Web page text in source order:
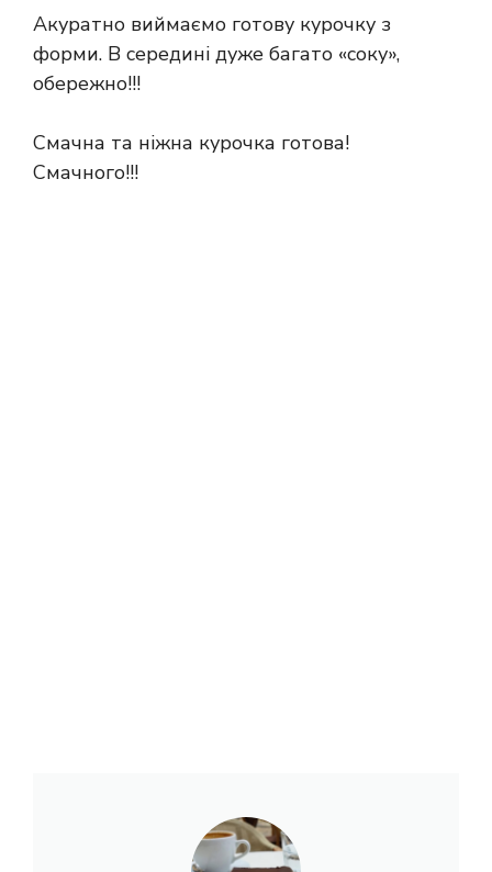
Акуратно виймаємо готову курочку з
форми. В середині дуже багато «соку»,
обережно!!!
Смачна та ніжна курочка готова!
Смачного!!!